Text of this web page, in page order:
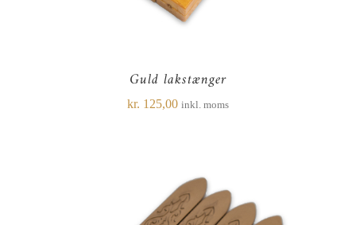
Guld lakstænger
kr. 125,00 inkl. moms